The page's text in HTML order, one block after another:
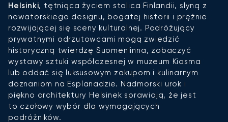
Helsinki, tętniąca życiem stolica Finlandii, słyną z
nowatorskiego designu, bogatej historii i prężnie
rozwijającej się sceny kulturalnej. Podróżujący
prywatnymi odrzutowcami mogą zwiedzić
historyczną twierdzę Suomenlinna, zobaczyć
wystawy sztuki współczesnej w muzeum Kiasma
lub oddać się luksusowym zakupom i kulinarnym
doznaniom na Esplanadzie. Nadmorski urok i
piękno architektury Helsinek sprawiają, że jest
to czołowy wybór dla wymagających
podróżników.